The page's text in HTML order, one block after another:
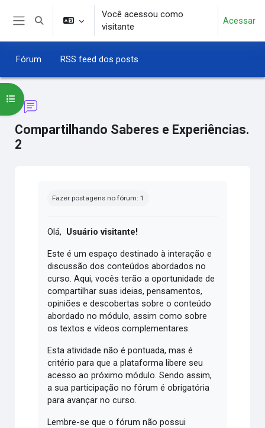
Ir para o conteúdo principal
Alternar entrada de pesquisa
Você acessou como
visitante
Acessar
Fórum RSS feed dos posts
Compartilhando Saberes e Experiências.
2
Abrir índice do curso
Fazer postagens no fórum: 1
Olá, Usuário visitante!
Este é um espaço destinado à interação e
discussão dos conteúdos abordados no
curso. Aqui, vocês terão a oportunidade de
compartilhar suas ideias, pensamentos,
opiniões e descobertas sobre o conteúdo
abordado no módulo, assim como sobre
os textos e vídeos complementares.
Esta atividade não é pontuada, mas é
critério para que a plataforma libere seu
acesso ao próximo módulo. Sendo assim,
a sua participação no fórum é obrigatória
para avançar no curso.
Lembre-se que o fórum não possui